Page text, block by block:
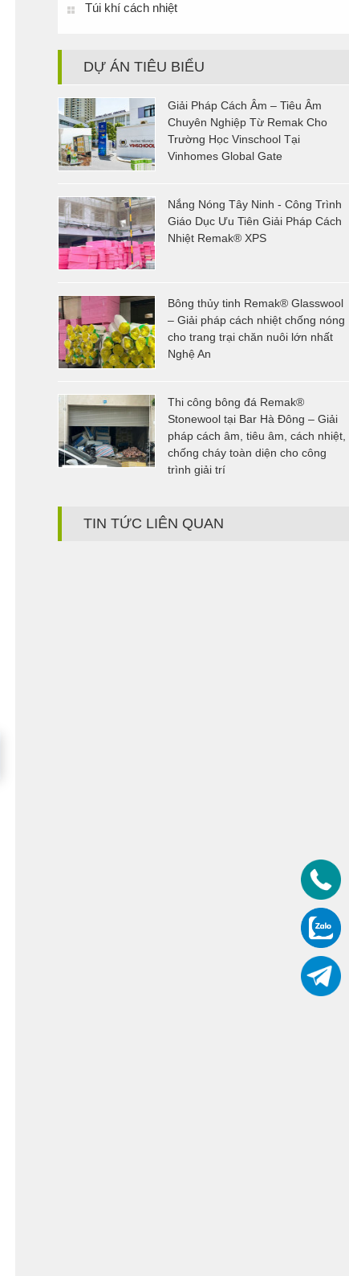
Túi khí cách nhiệt
DỰ ÁN TIÊU BIỂU
Giải Pháp Cách Âm – Tiêu Âm
Chuyên Nghiệp Từ Remak Cho
Trường Học Vinschool Tại
Vinhomes Global Gate
Nắng Nóng Tây Ninh - Công Trình
Giáo Dục Ưu Tiên Giải Pháp Cách
Nhiệt Remak® XPS
Bông thủy tinh Remak® Glasswool
– Giải pháp cách nhiệt chống nóng
cho trang trại chăn nuôi lớn nhất
Nghệ An
Thi công bông đá Remak®
Stonewool tại Bar Hà Đông – Giải
pháp cách âm, tiêu âm, cách nhiệt,
chống cháy toàn diện cho công
trình giải trí
TIN TỨC LIÊN QUAN